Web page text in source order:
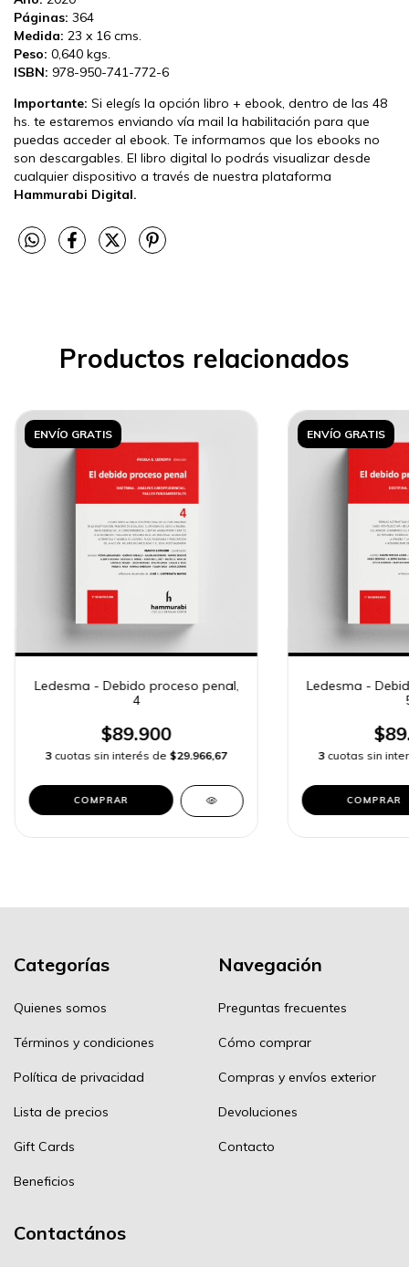
Páginas: 364
Medida: 23 x 16 cms.
Peso: 0,640 kgs.
ISBN: 978-950-741-772-6
Importante: Si elegís la opción libro + ebook, dentro de las 48
hs. te estaremos enviando vía mail la habilitación para que
puedas acceder al ebook. Te informamos que los ebooks no
son descargables. El libro digital lo podrás visualizar desde
cualquier dispositivo a través de nuestra plataforma
Hammurabi Digital.
Productos relacionados
ENVÍO GRATIS
Ledesma - Debido proceso penal,
4
$89.900
3 cuotas sin interés de $29.966,67
COMPRAR
ENVÍO GRATIS
Ledesma -
3 cuotas sin
COMPRAR
Categorías
Quienes somos
Términos y condiciones
Política de privacidad
Lista de precios
Gift Cards
Beneficios
Navegación
Preguntas frecuentes
Cómo comprar
Compras y envíos exterior
Devoluciones
Contacto
Contactános